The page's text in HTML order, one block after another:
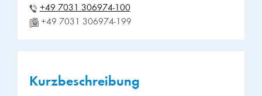
+49 7031 306974-100
+49 7031 306974-199
Kurzbeschreibung